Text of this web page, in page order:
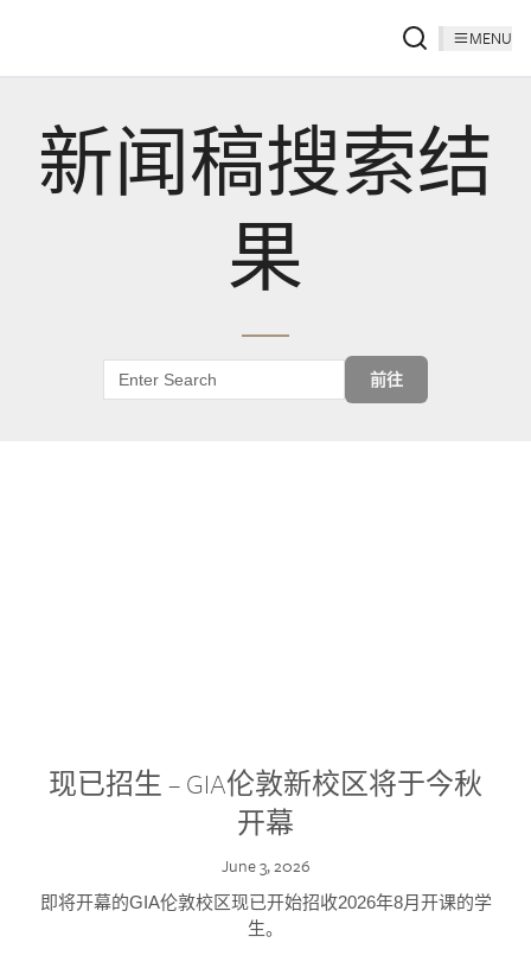
MENU
新闻稿搜索结
果
前往
现已招生 – GIA伦敦新校区将于今秋
开幕
June 3, 2026
即将开幕的GIA伦敦校区现已开始招收2026年8月开课的学
生。